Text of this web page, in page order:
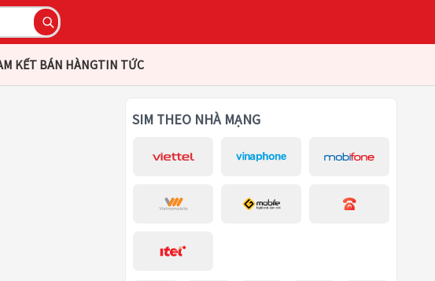
KẾT BÁN HÀNGTIN TỨC
SIM THEO NHÀ MẠNG